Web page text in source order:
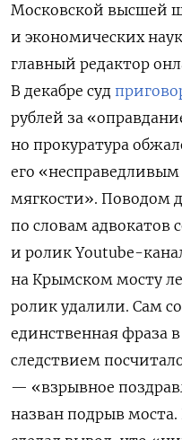
Московской высшей
и экономических
главный редактор
В декабре суд
рублей за
но прокуратура
его
мягкости». Поводом
по словам адвокатов
и ролик Youtube-
на Крымском мосту
ролик удалили. Сам
единственная фраза
следствием
— «взрывное
назван подрыв